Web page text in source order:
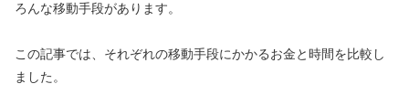
ろんな移動手段があります。
この記事では、それぞれの移動手段にかかるお金と時間を比較し
ました。